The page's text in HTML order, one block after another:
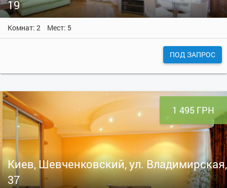
19
Комнат: 2 Мест: 5
ПОД ЗАПРОС
1 495 ГРН
Киев, Шевченковский, ул. Владимирская,
37